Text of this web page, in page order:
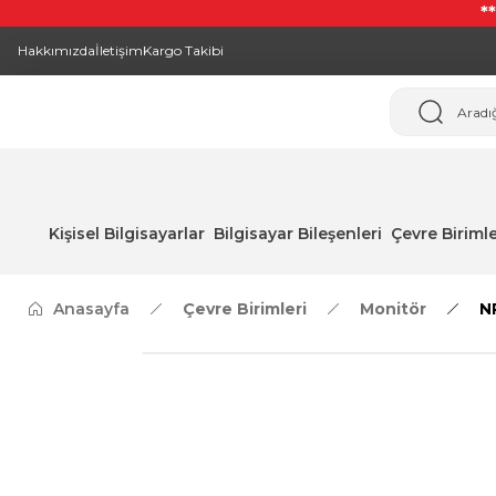
HakkımızdaİletişimKargo Takibi
Kişisel Bilgisayarlar Bilgisayar Bileşenleri Çevre
Anasayfa Çevre Birimleri Monitör